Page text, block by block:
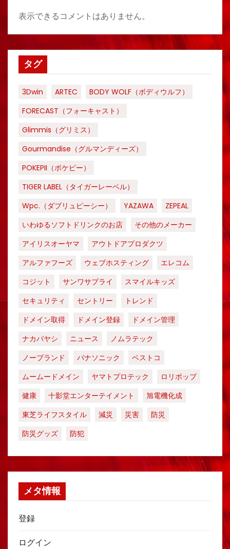
表示できるコメントはありません。
タグ
3Dwin ARTEC
BODY WOLF（ボディウルフ）
FORECAST（フォーキャスト）
Glimmis（グリミス）
Gourmandise（グルマンディーズ）
POKEPII（ポケピー）
TIGER LABEL（タイガーレーベル）
Wpc.（ダブリュピーシー）
YAZAWA
ZEPEAL
いわゆるソフトドリンクのお店
その他のメーカー
アイリスオーヤマ
アウトドアプロダクツ
アルファフーズ
ウェブホスティング
エレコム
コジット
サンワサプライ
スマイルキッズ
セキュリティ
セントリー
トレンド
ドメイン取得
ドメイン登録
ドメイン管理
ナカバヤシ
ニュース
ノムラテック
ノーブランド
パナソニック
ベストコ
ムームードメイン
ヤマトプロテック
ロリポップ
健康
十影堂エンターテイメント
旭電機化成
東芝ライフスタイル
減災 災害
防災
防災グッズ
防犯
メタ情報
登録
ログイン